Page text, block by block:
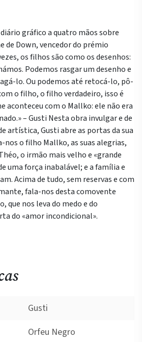
gráfico a quatro mãos sobre
de Down, vencedor do prémio
os filhos são como os desenhos:
Podemos rasgar um desenho e
lo. Ou podemos até retocá-lo, pô-
o filho, o filho verdadeiro, isso é
aconteceu com o Mallko: ele não era
– Gusti Nesta obra invulgar e de
artística, Gusti abre as portas da sua
o filho Mallko, as suas alegrias,
o irmão mais velho e «grande
uma força inabalável; e a família e
Acima de tudo, sem reservas e com
fala-nos desta comovente
que nos leva do medo e do
do «amor incondicional».
Gusti
Orfeu Negro